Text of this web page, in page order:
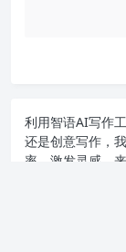
利用智语AI写作
还是创意写作，
率，激发灵感。